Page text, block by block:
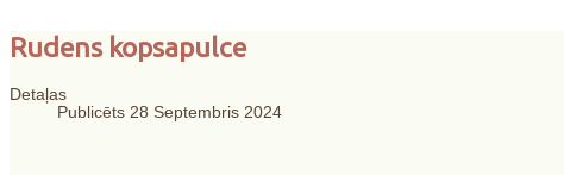
"Skolēnu dzīves un
personības attīstībai"
Rudens kopsapulce
Detaļas
Publicēts 28 Septembris 2024